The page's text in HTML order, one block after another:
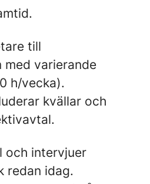
till
med varierande
h/vecka).
kvällar och
och intervjuer
redan idag.